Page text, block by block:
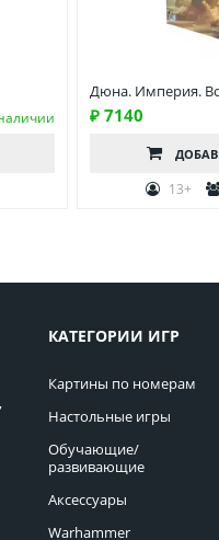
Дюна. Империя.
₽ 7140
13+
КАТЕГОРИИ ИГР
Картины по номерам
Настольные игры
Обучающие/
развивающие
Аксессуары
Warhammer